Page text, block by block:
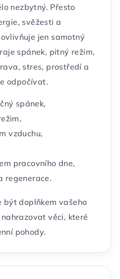
nezbytný. Přesto
svěžesti a
jen samotný
spánek, pitný režim,
stres, prostředí a
odpočívat.
spánek,
vzduchu,
pracovního dne,
regenerace.
být doplňkem vašeho
věci, které
pohody.